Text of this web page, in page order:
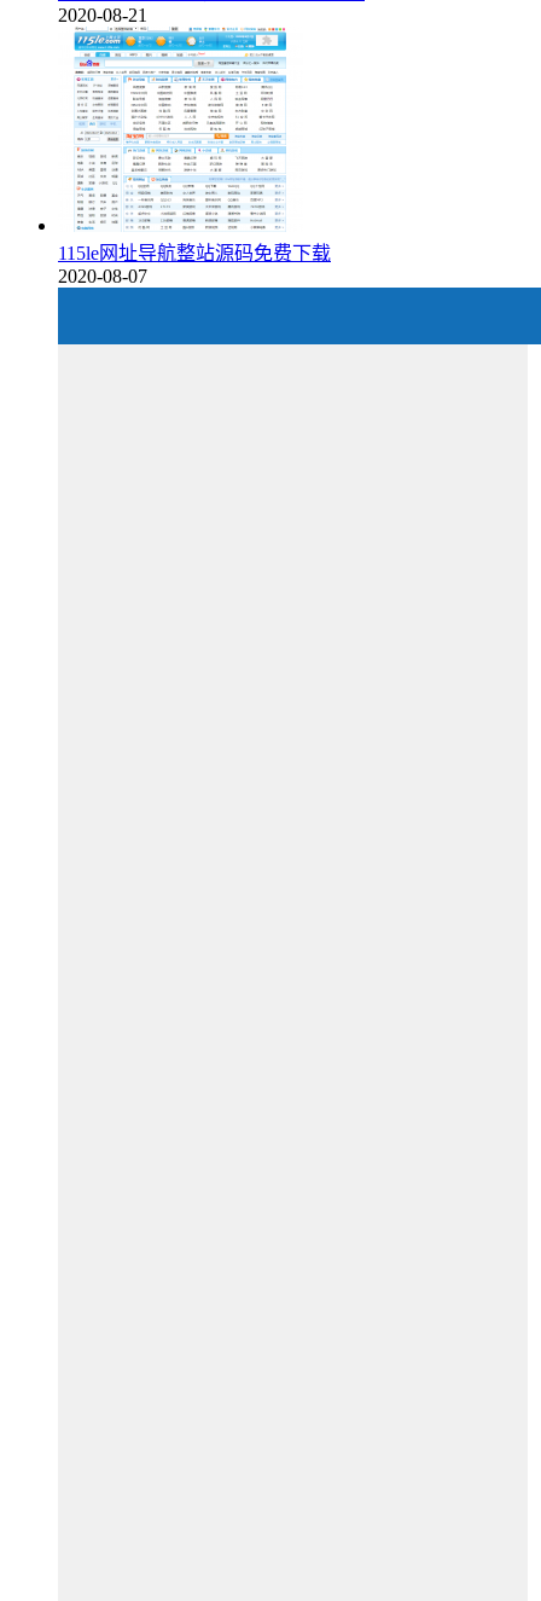
2020-08-21
115le网址导航整站源码免费下载
2020-08-07